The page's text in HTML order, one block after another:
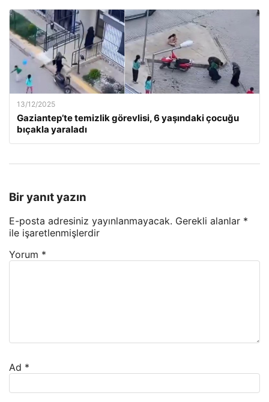
13/12/2025
Gaziantep’te temizlik görevlisi, 6 yaşındaki çocuğu
bıçakla yaraladı
Bir yanıt yazın
E-posta adresiniz yayınlanmayacak. Gerekli alanlar *
ile işaretlenmişlerdir
Yorum *
Ad *